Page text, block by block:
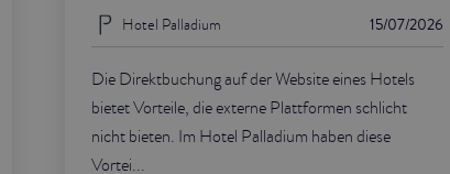
15/07/2026
Hotel Palladium
Die Direktbuchung auf der Website eines Hotels
bietet Vorteile, die externe Plattformen schlicht
nicht bieten. Im Hotel Palladium haben diese
Vortei...